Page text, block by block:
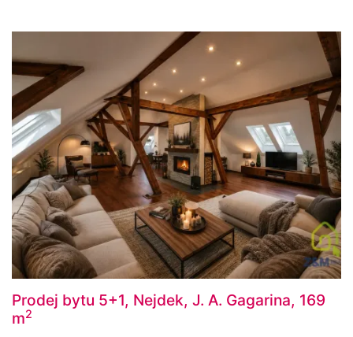
Prodej bytu 5+1, Nejdek, J. A. Gagarina, 169
m2